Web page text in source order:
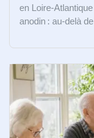
en Loire-
anodin : au-delà